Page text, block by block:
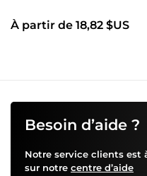
À partir de 18,82 $US
Besoin d’aide ?
Notre service clients est
sur notre centre d’aide